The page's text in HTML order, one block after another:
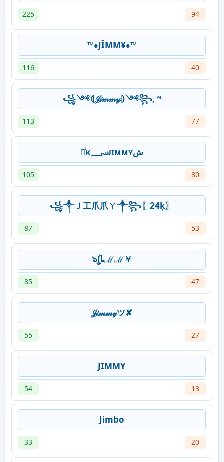
225 94
™♦JÎMM¥♦™
116 40
꧁༺⦇𝒥𝒾𝓂𝓂𝓎⦈༺꧂,™
113 77
ནͭκ؄ᴊɪᴍᴍʏش
105 80
꧁༒Ｊ工爪爪ㄚ༒꧂〖24ķ〗
87 53
๖ۣۣۜJȴℳℳ￥
85 47
𝒥𝒾𝓂𝓂𝓎ツ✘
55 27
JIMMY
54 13
Jimbo
33 20